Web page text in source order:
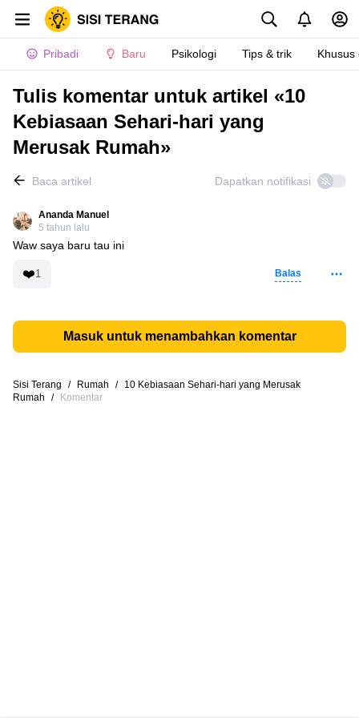
Pribadi Baru Psikologi Tips & trik Khusus
Tulis komentar untuk artikel «10
Kebiasaan Sehari-hari yang
Merusak Rumah»
Baca artikel Dapatkan notifikasi
Ananda Manuel
5 tahun lalu
Waw saya baru tau ini
❤️1 Balas
Masuk untuk menambahkan komentar
Sisi Terang / Rumah /
10 Kebiasaan Sehari-hari yang Merusak
Rumah
/ Komentar